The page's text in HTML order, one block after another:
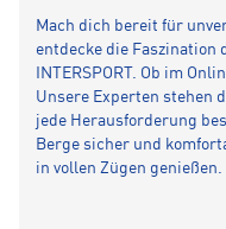
Mach dich bereit für
entdecke die Faszination
INTERSPORT. Ob im
Unsere Experten stehen
jede Herausforderung
Berge sicher und
in vollen Zügen genießen.